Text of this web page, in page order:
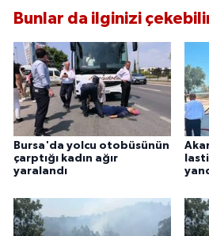
Bunlar da ilginizi
Bursa'da yolcu otobüsünün
çarptığı kadın ağır
yaralandı